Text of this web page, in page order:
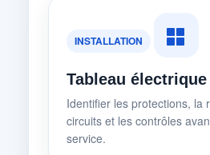
INSTALLATION
Tableau électrique
Identifier les protections, la
circuits et les contrôles
service.